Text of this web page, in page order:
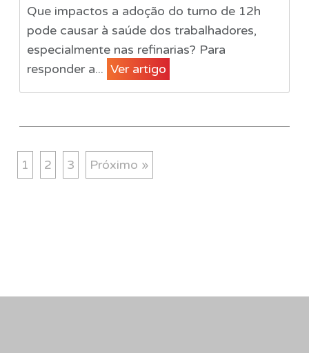
Que impactos a adoção do turno de 12h
pode causar à saúde dos trabalhadores,
especialmente nas refinarias? Para
responder a... Ver artigo
1 2 3 Próximo »